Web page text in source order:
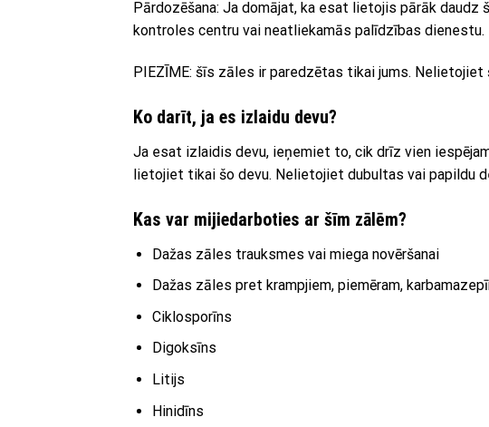
Pārdozēšana: Ja domājat, ka esat lietojis pārāk
kontroles centru vai neatliekamās palīdzības dienestu.
PIEZĪME: šīs zāles ir paredzētas tikai jums.
Ko darīt, ja es izlaidu devu?
Ja esat izlaidis devu, ieņemiet to, cik drīz vien
lietojiet tikai šo devu. Nelietojiet dubultas vai papildu
Kas var mijiedarboties ar šīm zālēm?
Dažas zāles trauksmes vai miega novēršanai
Dažas zāles pret krampjiem, piemēram,
Ciklosporīns
Digoksīns
Litijs
Hinidīns